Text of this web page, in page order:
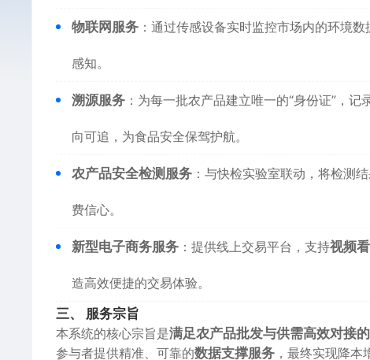
物联网服务 ：通过传感设备实时监控市场内的环境
感知。
溯源服务 ：为每一批农产品建立唯一的“身份证”，
向可追，为食品安全保驾护航。
农产品安全检测服务 ：与快检实验室联动，将检测
费信心。
新型电子商务服务 ：提供线上交易平台，支持视频
造高效便捷的交易体验。
三、 服务宗旨
本系统的核心宗旨是满足农产品批发与供需高效对接
参与者提供精准、可靠的数据支撑服务 ，最终实现降本